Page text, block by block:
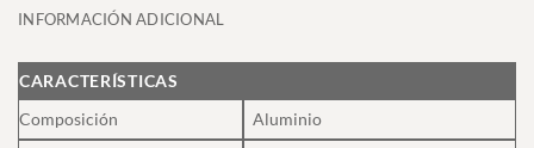
INFORMACIÓN ADICIONAL
CARACTERÍSTICAS
Composición
Aluminio